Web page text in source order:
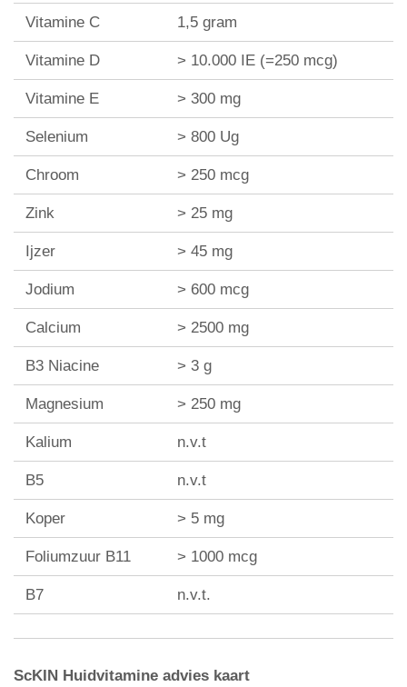
Vitamine C 1,5 gram
Vitamine D > 10.000 IE (=250 mcg)
Vitamine E > 300 mg
Selenium > 800 Ug
Chroom > 250 mcg
Zink > 25 mg
Ijzer > 45 mg
Jodium > 600 mcg
Calcium > 2500 mg
B3 Niacine > 3 g
Magnesium > 250 mg
Kalium n.v.t
B5 n.v.t
Koper > 5 mg
Foliumzuur B11 > 1000 mcg
B7 n.v.t.
ScKIN Huidvitamine advies kaart